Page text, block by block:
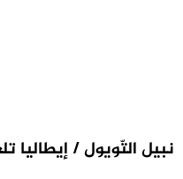
نبيل التّويول / إيطاليا